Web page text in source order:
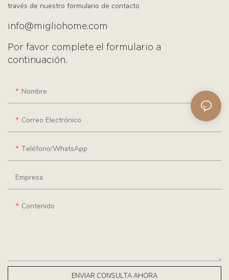
través de nuestro formulario de contacto
info@migliohome.com
Por favor complete el formulario a
continuación.
Nombre
Correo Electrónico
Teléfono/WhatsApp
Empresa
Contenido
ENVIAR CONSULTA AHORA